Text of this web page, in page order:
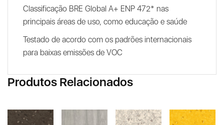
Classificação BRE Global A+ ENP 472* nas
principais áreas de uso, como educação e saúde
Testado de acordo com os padrões internacionais
para baixas emissões de VOC
Produtos Relacionados